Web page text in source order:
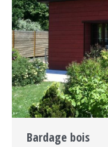
Bardage bois